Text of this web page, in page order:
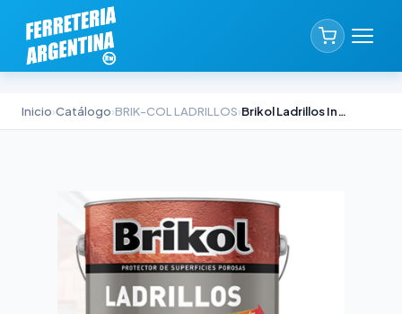
Inicio›Catálogo›BRIK-COL LADRILLOS› Brikol Ladrillos Incoloro 1lt